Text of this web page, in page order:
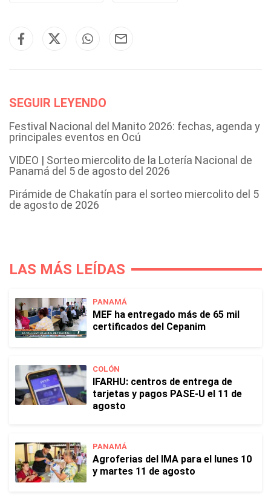
SEGUIR LEYENDO
Festival Nacional del Manito 2026: fechas, agenda y
principales eventos en Ocú
VIDEO | Sorteo miercolito de la Lotería Nacional de
Panamá del 5 de agosto del 2026
Pirámide de Chakatín para el sorteo miercolito del 5
de agosto de 2026
LAS MÁS LEÍDAS
PANAMÁ
MEF ha entregado más de 65 mil
certificados del Cepanim
COLÓN
IFARHU: centros de entrega de
tarjetas y pagos PASE-U el 11 de
agosto
PANAMÁ
Agroferias del IMA para el lunes 10
y martes 11 de agosto